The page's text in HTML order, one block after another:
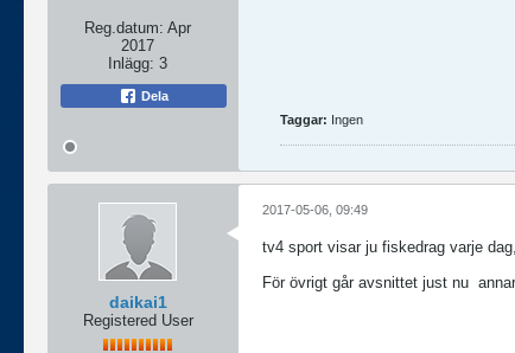
Reg.datum: Apr
2017
Inlägg: 3
Dela
Taggar: Ingen
daikai1
Registered User
2017-05-06, 09:49
tv4 sport visar ju fiskedrag varje
För övrigt går avsnittet just nu